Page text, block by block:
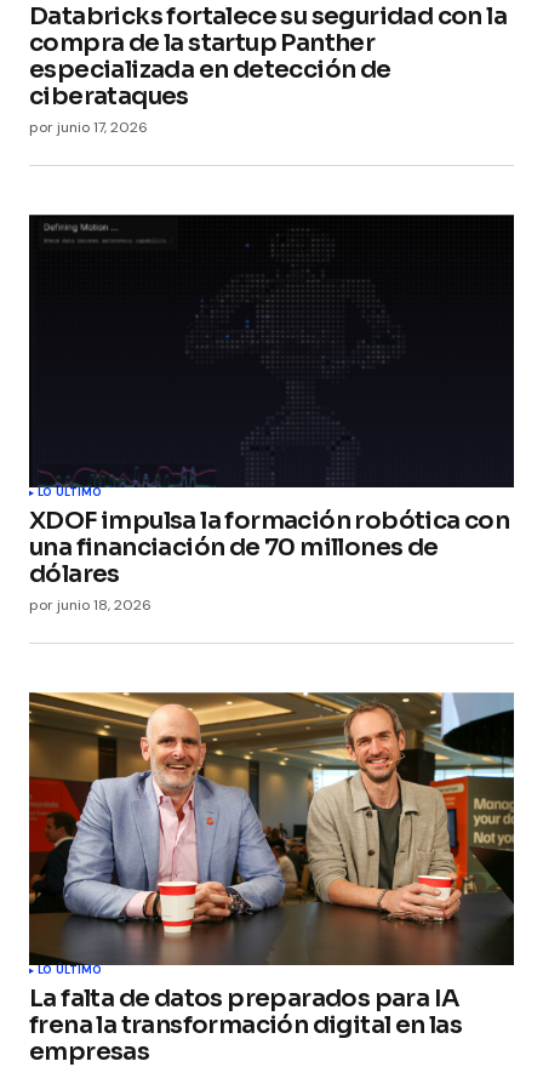
Databricks fortalece su seguridad con la
compra de la startup Panther
especializada en detección de
ciberataques
por junio 17, 2026
LO ÚLTIMO
XDOF impulsa la formación robótica con
una financiación de 70 millones de
dólares
por junio 18, 2026
LO ÚLTIMO
La falta de datos preparados para IA
frena la transformación digital en las
empresas